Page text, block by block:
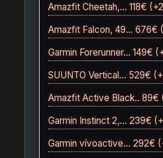
Amazfit Cheetah,… 118€
Amazfit Falcon, 49… 676€
Garmin Forerunner… 149€
SUUNTO Vertical… 529€
Amazfit Active Black..
Garmin Instinct 2,… 239€
Garmin vívoactive… 292€